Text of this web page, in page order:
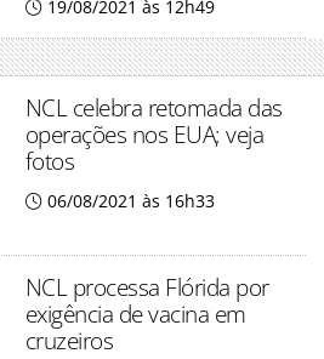
19/08/2021 às 12h49
NCL celebra retomada das
operações nos EUA; veja
fotos
06/08/2021 às 16h33
NCL processa Flórida por
exigência de vacina em
cruzeiros